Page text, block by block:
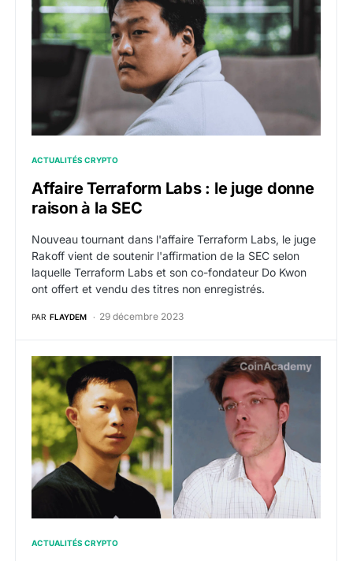
ACTUALITÉS CRYPTO
Affaire Terraform Labs : le juge donne
raison à la SEC
Nouveau tournant dans l'affaire Terraform Labs, le juge
Rakoff vient de soutenir l'affirmation de la SEC selon
laquelle Terraform Labs et son co-fondateur Do Kwon
ont offert et vendu des titres non enregistrés.
PAR FLAYDEM 29 décembre 2023
Les fondateurs de Three Arrows Capital confrontés à
ACTUALITÉS CRYPTO